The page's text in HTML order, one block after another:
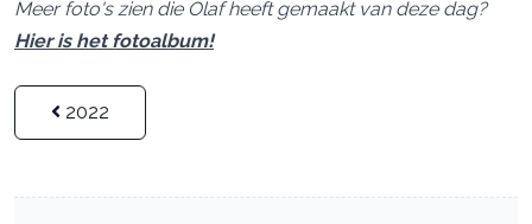
Meer foto's zien die Olaf heeft gemaakt van deze dag?
Hier is het fotoalbum!
2022